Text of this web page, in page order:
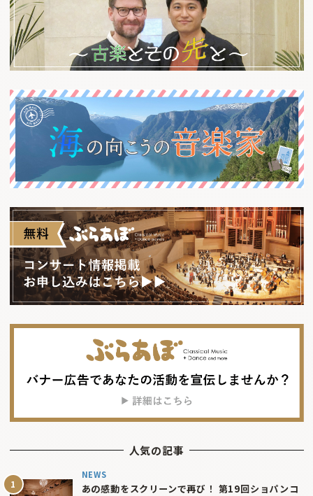
人気の記事
NEWS
あの感動をスクリーンで再び！ 第19回ショパンコ